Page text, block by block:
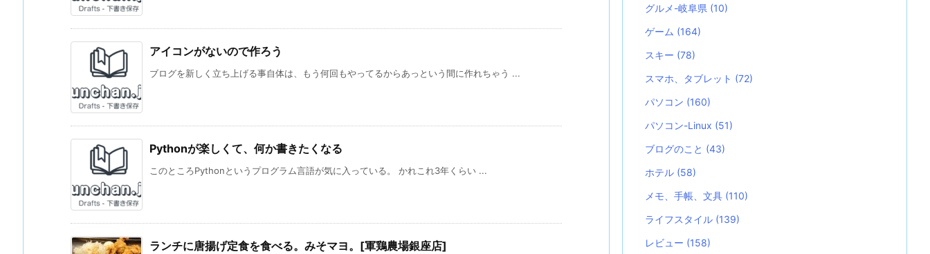
アイコンがないので作ろう
ブログを新しく立ち上げる事自体は、もう何回もやってるからあっという間に作れちゃう ...
Pythonが楽しくて、何か書きたくなる
このところPythonというプログラム言語が気に入っている。 かれこれ3年くらい ...
ランチに唐揚げ定食を食べる。みそマヨ。[軍鶏農場銀座店]
グルメ-岐阜県 (10)
ゲーム (164)
スキー (78)
スマホ、タブレット (72)
パソコン (160)
パソコン-Linux (51)
ブログのこと (43)
ホテル (58)
メモ、手帳、文具 (110)
ライフスタイル (139)
レビュー (158)